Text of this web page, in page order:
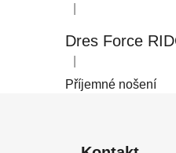
Hodnocení
Hodnocení
Příjemné nošení